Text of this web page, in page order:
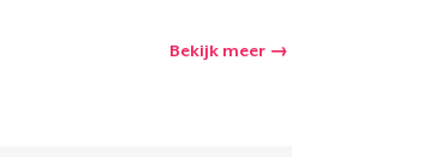
Bekijk meer